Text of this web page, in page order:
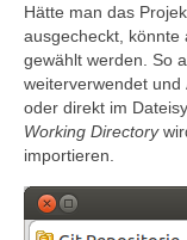
Hätte man das
ausgecheckt, könnte
gewählt werden. So
weiterverwendet
oder direkt im
Working Directory
importieren.